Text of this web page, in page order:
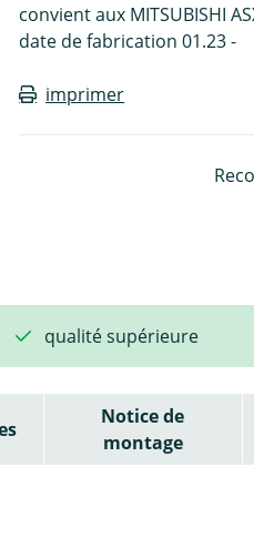
convient aux MITSUBISHI
date de fabrication 01.23 -
imprimer
qualité supérieure
Notice de
montage